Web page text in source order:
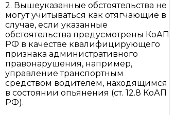
2. Вышеуказанные обстоятельства не
могут учитываться как отягчающие в
случае, если указанные
обстоятельства предусмотрены КоАП
РФ в качестве квалифицирующего
признака административного
правонарушения, например,
управление транспортным
средством водителем, находящимся
в состоянии опьянения (ст. 12.8 КоАП
РФ).